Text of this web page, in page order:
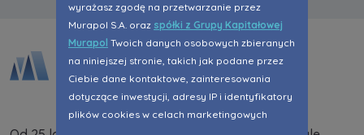
wyrażasz zgodę na przetwarzanie przez
Murapol S.A. oraz spółki z Grupy Kapitałowej
Murapol Twoich danych osobowych zbieranych
na niniejszej stronie, takich jak podane przez
Ciebie dane kontaktowe, zainteresowania
dotyczące inwestycji, adresy IP i identyfikatory
plików cookies w celach marketingowych